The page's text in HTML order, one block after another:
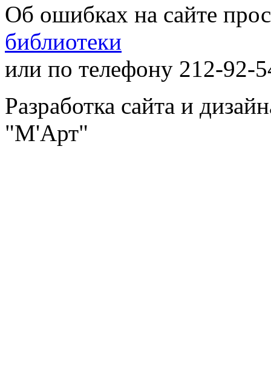
Об ошибках на сайте
библиотеки
или по телефону 212-92-
Разработка сайта и
"М'Арт"